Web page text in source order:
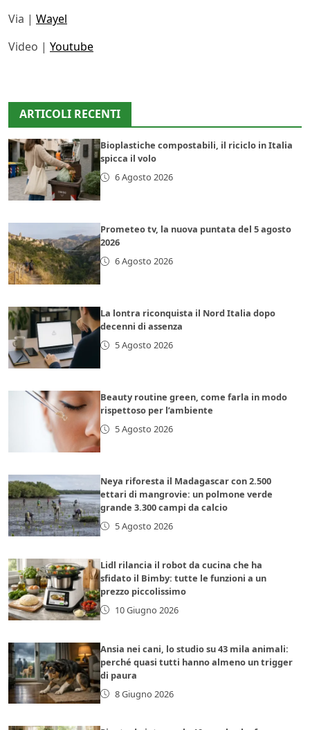
Via | Wayel
Video | Youtube
ARTICOLI RECENTI
Bioplastiche compostabili, il riciclo in Italia
spicca il volo
6 Agosto 2026
Prometeo tv, la nuova puntata del 5 agosto
2026
6 Agosto 2026
La lontra riconquista il Nord Italia dopo
decenni di assenza
5 Agosto 2026
Beauty routine green, come farla in modo
rispettoso per l’ambiente
5 Agosto 2026
Neya riforesta il Madagascar con 2.500
ettari di mangrovie: un polmone verde
grande 3.300 campi da calcio
5 Agosto 2026
Lidl rilancia il robot da cucina che ha
sfidato il Bimby: tutte le funzioni a un
prezzo piccolissimo
10 Giugno 2026
Ansia nei cani, lo studio su 43 mila animali:
perché quasi tutti hanno almeno un trigger
di paura
8 Giugno 2026